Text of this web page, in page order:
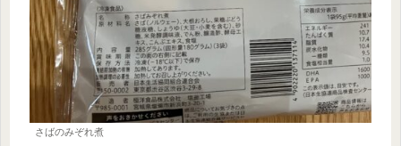
さばのみぞれ煮